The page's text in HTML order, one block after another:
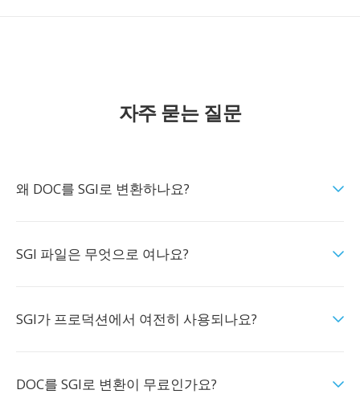
자주 묻는 질문
왜 DOC를 SGI로 변환하나요?
SGI 파일은 무엇으로 여나요?
SGI가 프로덕션에서 여전히 사용되나요?
DOC를 SGI로 변환이 무료인가요?